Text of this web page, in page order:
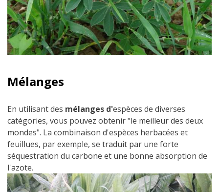
Mélanges
En utilisant des mélanges d'espèces de diverses
catégories, vous pouvez obtenir "le meilleur des deux
mondes". La combinaison d'espèces herbacées et
feuillues, par exemple, se traduit par une forte
séquestration du carbone et une bonne absorption de
l'azote.